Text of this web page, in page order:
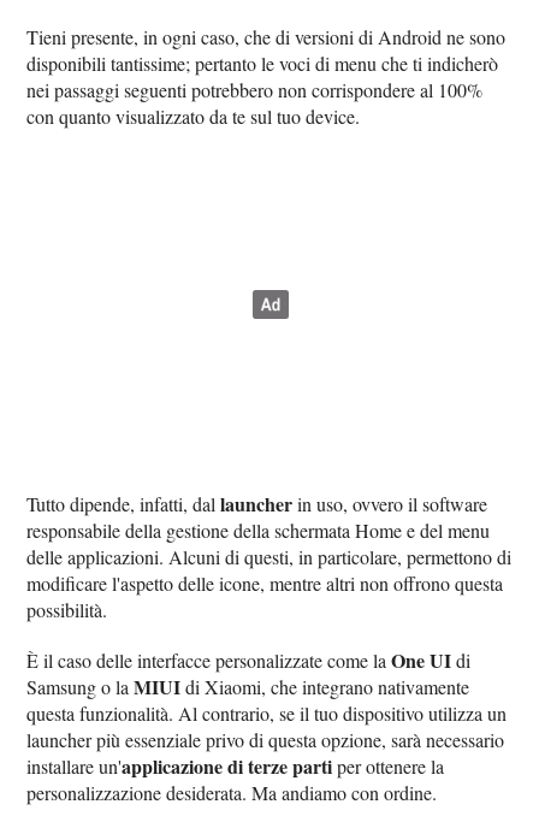
Tieni presente, in ogni caso, che di versioni di Android ne sono
disponibili tantissime; pertanto le voci di menu che ti indicherò
nei passaggi seguenti potrebbero non corrispondere al 100%
con quanto visualizzato da te sul tuo device.
Tutto dipende, infatti, dallauncherin uso, ovvero il software
responsabile della gestione della schermata Home e del menu
delle applicazioni. Alcuni di questi, in particolare, permettono di
modificare l'aspetto delle icone, mentre altri non offrono questa
possibilità.
È il caso delle interfacce personalizzate come laOne UIdi
Samsung o laMIUIdi Xiaomi, che integrano nativamente
questa funzionalità. Al contrario, se il tuo dispositivo utilizza un
launcher più essenziale privo di questa opzione, sarà necessario
installare un'applicazione di terze partiper ottenere la
personalizzazione desiderata. Ma andiamo con ordine.